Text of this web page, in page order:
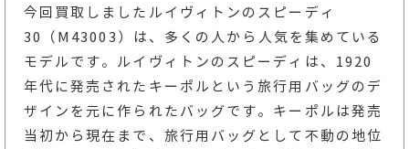
今回買取しましたルイヴィトンのスピーディ
30（M43003）は、多くの人から人気を集めている
モデルです。ルイヴィトンのスピーディは、1920
年代に発売されたキーポルという旅行用バッグのデ
ザインを元に作られたバッグです。キーポルは発売
当初から現在まで、旅行用バッグとして不動の地位